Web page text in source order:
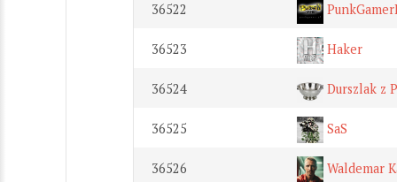
36522
36523 Haker
36524 Durszlak z
36525 SaS
36526 Waldemar